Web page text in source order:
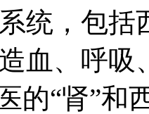
统，包
血、呼吸
的“肾”和